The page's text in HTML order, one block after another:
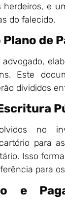
herdeiros, e
do falecido.
Plano de
Este
divididos
no
para
Isso
para
e